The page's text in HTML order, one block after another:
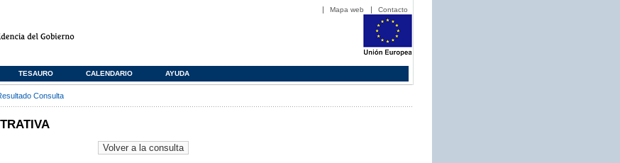
Mapa web Contacto
TESAURO CALENDARIO AYUDA
Consulta